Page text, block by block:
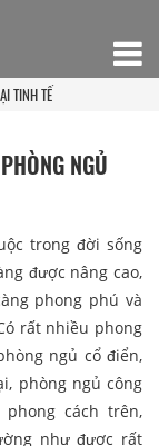
TINH TẾ
NGỦ
trong đời sống
được nâng cao,
phong phú và
rất nhiều phong
ngủ cổ điển,
phòng ngủ công
cách trên,
như được rất